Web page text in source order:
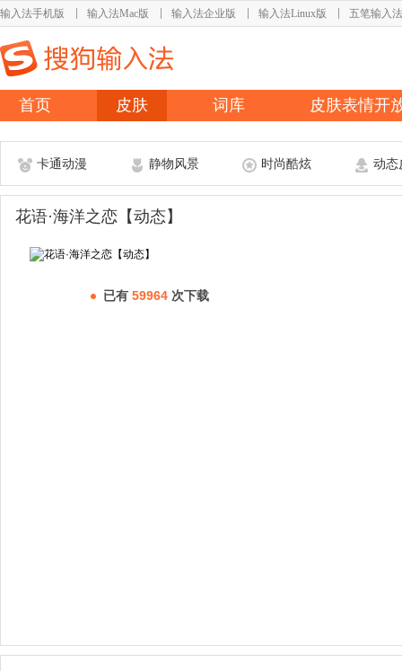
输入法手机版 输入法Mac版 输入法企业版 输入法Linux版 五笔输入法
首页 皮肤 词库 皮肤表情开
卡通动漫 静物风景 时尚酷炫 动态
花语·海洋之恋【动态】
已有 59964 次下载